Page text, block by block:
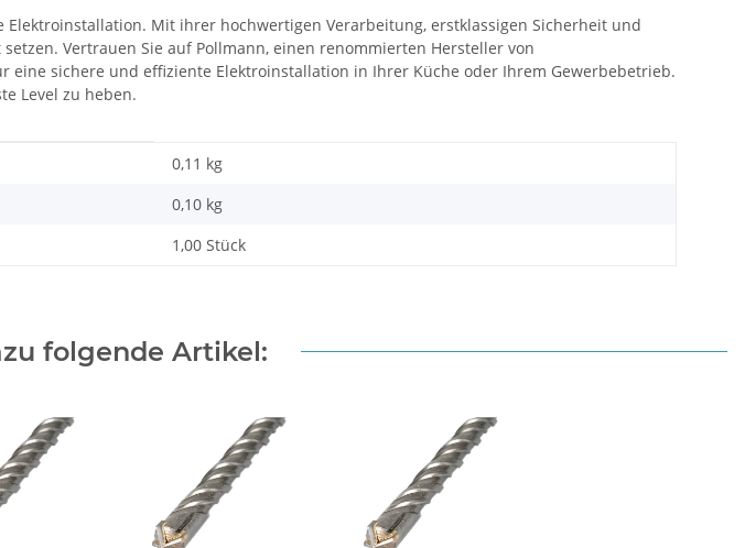
Mit ihrer hochwertigen Verarbeitung, erstklassigen Sicherheit und
Vertrauen Sie auf Pollmann, einen renommierten Hersteller von
eine sichere und effiziente Elektroinstallation in Ihrer Küche oder Ihrem Gewerbebetrieb.
Level zu heben.
0,11 kg
0,10 kg
1,00 Stück
folgende Artikel: